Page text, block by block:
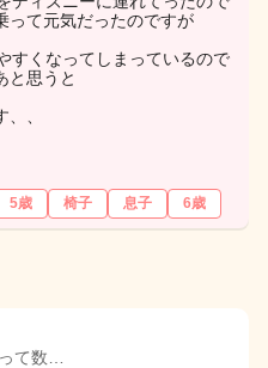
って元気だったのですが
すくなってしまっているので
と思うと
、
5歳 椅子 息子 6歳
て数…